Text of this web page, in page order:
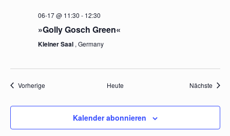
06-17 @ 11:30 - 12:30
»Golly Gosch Green«
Kleiner Saal , Germany
VorherigeVeranstaltungen Heute Nächste
Kalender abonnieren